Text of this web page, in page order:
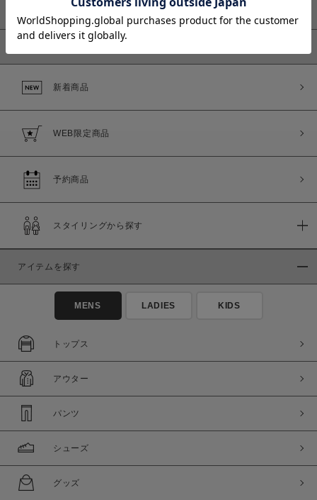
商品タイプ
セール価格
在庫
新着商品
WEB限定商品
予約商品
スタイリングから探す
アイテムを探す
MENS LADIES KIDS
トップス
アウター
パンツ
シューズ
グッズ